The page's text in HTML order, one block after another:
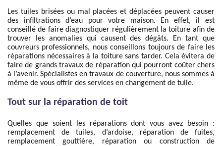
Les tuiles brisées ou mal placées et déplacées peuvent causer
des infiltrations d’eau pour votre maison. En effet, il est
conseillé de faire diagnostiquer régulièrement la toiture afin de
trouver les anomalies qui causent des dégâts. En tant que
couvreurs professionnels, nous conseillons toujours de faire les
réparations nécessaires à la toiture sans tarder. Cela évitera de
faire de grands travaux de réparation qui pourront coûter chers
à l’avenir. Spécialistes en travaux de couverture, nous sommes à
même de vous offrir des services en changement de tuile.
Tout sur la réparation de toit
Quelles que soient les réparations dont vous avez besoin :
remplacement de tuiles, d’ardoise, réparation de fuites,
remplacement gouttière, réparation ou construction de